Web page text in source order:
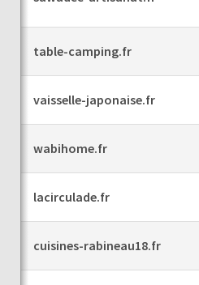
table-camping.fr
vaisselle-japonaise.fr
wabihome.fr
lacirculade.fr
cuisines-rabineau18.fr